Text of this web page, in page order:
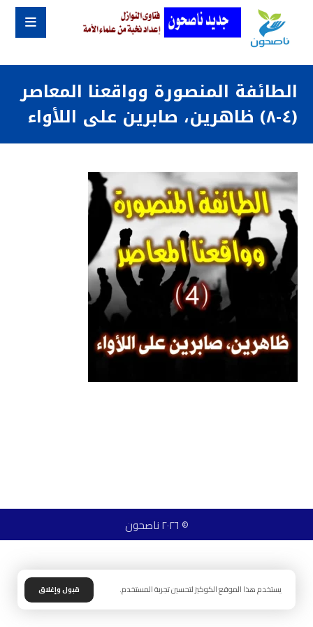
الطائفة المنصورة وواقعنا المعاصر
(٤-٨) ظاهرين، صابرين على اللأواء
© ٢٠٢٦ ناصحون
يستخدم هذا الموقع الكوكيز لتحسين تجربة المستخدم. قبول وإغلاق